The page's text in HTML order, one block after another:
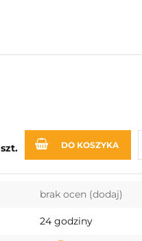
szt. DO KOSZYKA
brak ocen (dodaj)
24 godziny